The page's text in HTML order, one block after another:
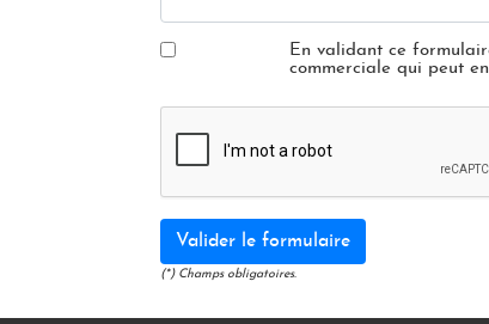
En validant ce
commerciale qui peut
Valider le formulaire
(*) Champs obligatoires.